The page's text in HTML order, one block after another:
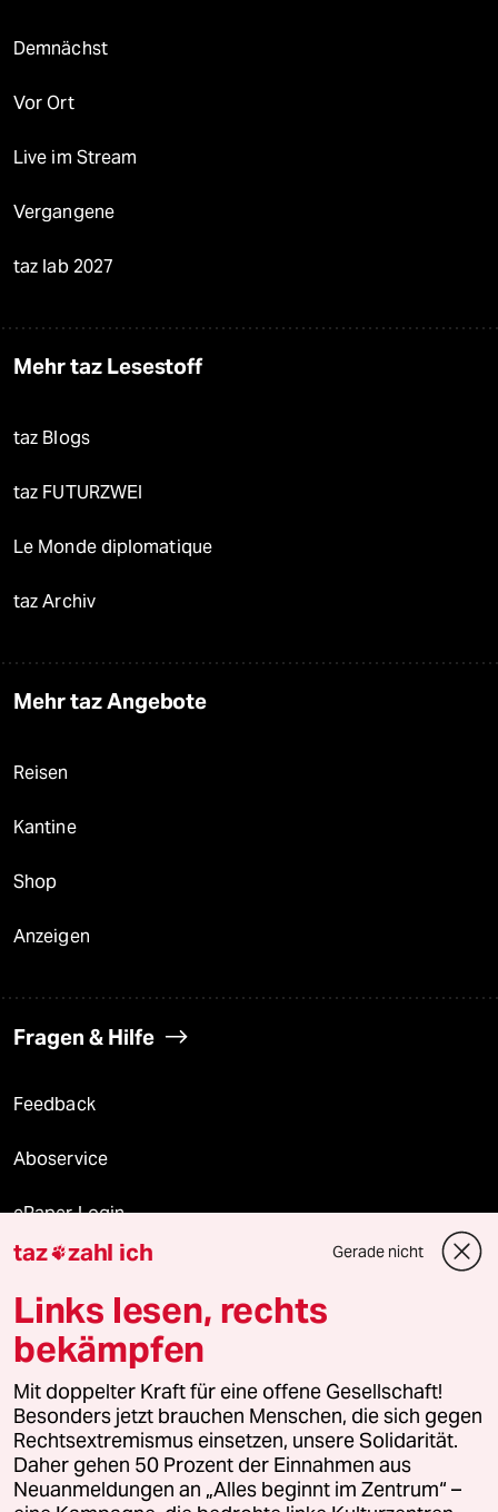
Demnächst
Vor Ort
Live im Stream
Vergangene
taz lab 2027
Mehr taz Lesestoff
taz Blogs
taz FUTURZWEI
Le Monde diplomatique
taz Archiv
Mehr taz Angebote
Reisen
Kantine
Shop
Anzeigen
Fragen & Hilfe
Feedback
Aboservice
ePaper Login
Downloads für Abonnierende
© 2026 taz Verlags und Vertriebs GmbH
Alle Rechte vorbehalten. Bei rechtlichen Fragen oder für Genehmigungen
wenden Sie sich bitte an lizenzen@taz.de
Feedback Redaktionsstatut Kommune-Richtlinien
taz zahl ich Gerade nicht
Links lesen, rechts
bekämpfen
Mit doppelter Kraft für eine offene Gesellschaft!
Besonders jetzt brauchen Menschen, die sich gegen
Rechtsextremismus einsetzen, unsere Solidarität.
Daher gehen 50 Prozent der Einnahmen aus
Neuanmeldungen an „Alles beginnt im Zentrum“ –